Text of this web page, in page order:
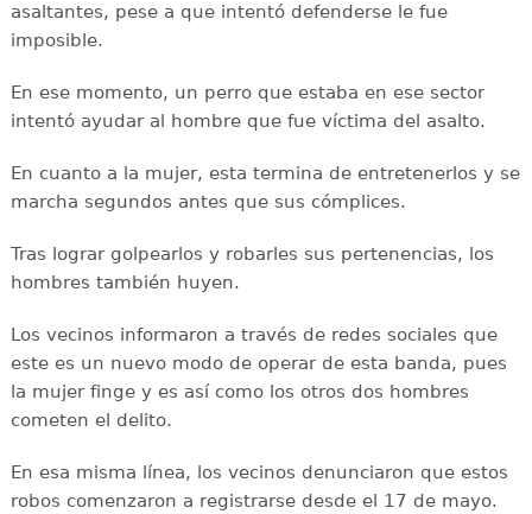
asaltantes, pese a que intentó defenderse le fue
imposible.
En ese momento, un perro que estaba en ese sector
intentó ayudar al hombre que fue víctima del asalto.
En cuanto a la mujer, esta termina de entretenerlos y se
marcha segundos antes que sus cómplices.
Tras lograr golpearlos y robarles sus pertenencias, los
hombres también huyen.
Los vecinos informaron a través de redes sociales que
este es un nuevo modo de operar de esta banda, pues
la mujer finge y es así como los otros dos hombres
cometen el delito.
En esa misma línea, los vecinos denunciaron que estos
robos comenzaron a registrarse desde el 17 de mayo.